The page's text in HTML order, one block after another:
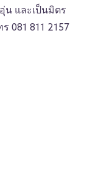
น และเป็นมิตร
081 811 2157